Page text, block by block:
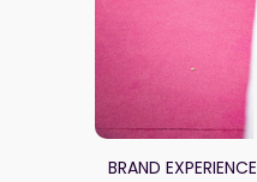
BRAND EXPERIENCE